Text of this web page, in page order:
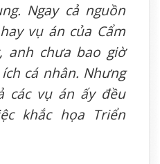
Ngay cả nguồn
vụ án của Cẩm
anh chưa bao giờ
cá nhân. Nhưng
các vụ án ấy đều
khắc họa Triển